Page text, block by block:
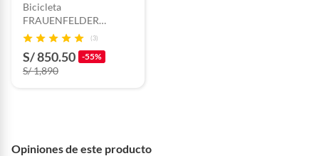
Bicicleta
FRAUENFELDER
Vintage Negro Aro 26
(3)
S/ 850.50 -55%
S/ 1,890
Opiniones de este producto